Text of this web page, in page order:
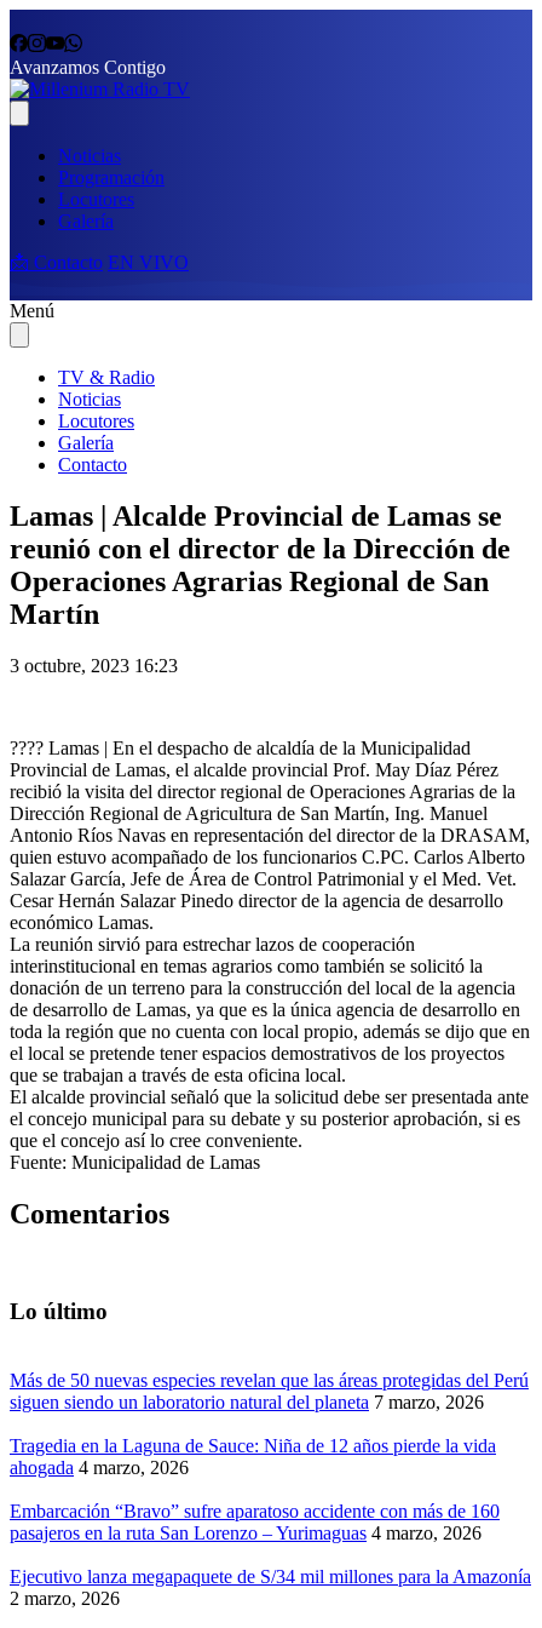
Avanzamos Contigo
Noticias
Programación
Locutores
Galería
📩 Contacto EN VIVO
Menú
TV & Radio
Noticias
Locutores
Galería
Contacto
Lamas | Alcalde Provincial de Lamas se
reunió con el director de la Dirección de
Operaciones Agrarias Regional de San
Martín
3 octubre, 2023 16:23
???? Lamas | En el despacho de alcaldía de la Municipalidad
Provincial de Lamas, el alcalde provincial Prof. May Díaz Pérez
recibió la visita del director regional de Operaciones Agrarias de la
Dirección Regional de Agricultura de San Martín, Ing. Manuel
Antonio Ríos Navas en representación del director de la DRASAM,
quien estuvo acompañado de los funcionarios C.PC. Carlos Alberto
Salazar García, Jefe de Área de Control Patrimonial y el Med. Vet.
Cesar Hernán Salazar Pinedo director de la agencia de desarrollo
económico Lamas.
La reunión sirvió para estrechar lazos de cooperación
interinstitucional en temas agrarios como también se solicitó la
donación de un terreno para la construcción del local de la agencia
de desarrollo de Lamas, ya que es la única agencia de desarrollo en
toda la región que no cuenta con local propio, además se dijo que en
el local se pretende tener espacios demostrativos de los proyectos
que se trabajan a través de esta oficina local.
El alcalde provincial señaló que la solicitud debe ser presentada ante
el concejo municipal para su debate y su posterior aprobación, si es
que el concejo así lo cree conveniente.
Fuente: Municipalidad de Lamas
Comentarios
Lo último
Más de 50 nuevas especies revelan que las áreas protegidas del Perú
siguen siendo un laboratorio natural del planeta 7 marzo, 2026
Tragedia en la Laguna de Sauce: Niña de 12 años pierde la vida
ahogada 4 marzo, 2026
Embarcación “Bravo” sufre aparatoso accidente con más de 160
pasajeros en la ruta San Lorenzo – Yurimaguas 4 marzo, 2026
Ejecutivo lanza megapaquete de S/34 mil millones para la Amazonía
2 marzo, 2026